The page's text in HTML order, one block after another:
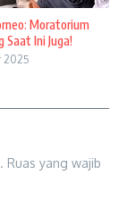
Moratorium
Saat Ini Juga!
2025
Ruas yang wajib